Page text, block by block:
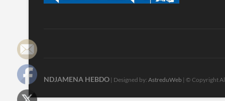
NDJAMENA HEBDO | Designed by: AstreduWeb | © Copyright